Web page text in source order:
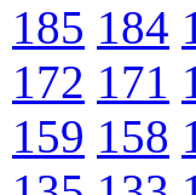
185 184
172 171
159 158